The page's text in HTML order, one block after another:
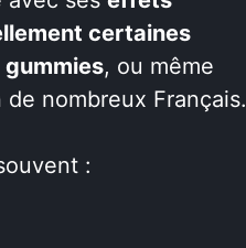
certaines
gummies, ou même
nombreux Français.
: